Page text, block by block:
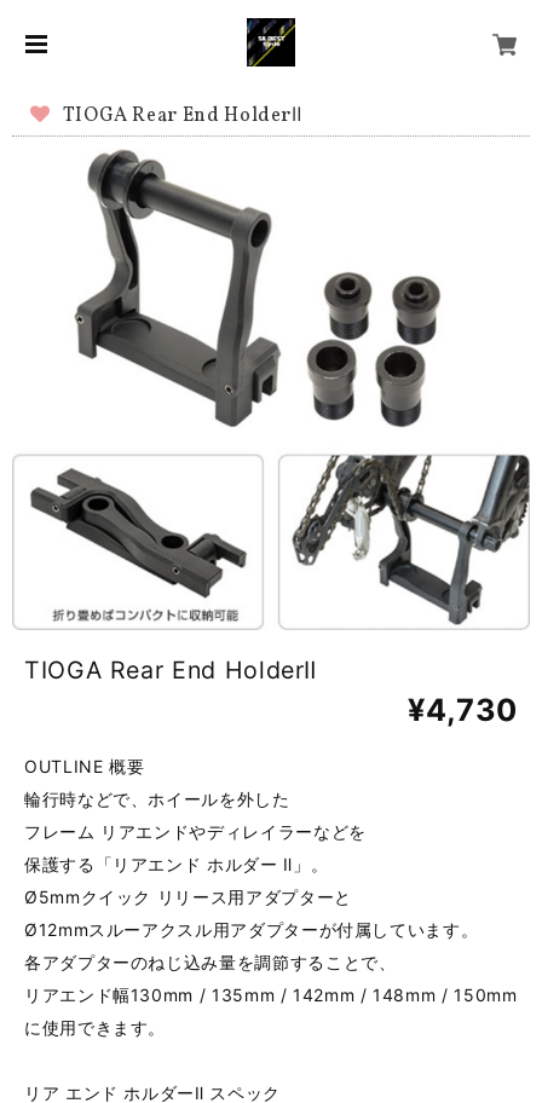
TIOGA Rear End HolderⅡ
TIOGA Rear End HolderⅡ
¥4,730
OUTLINE 概要
輪行時などで、ホイールを外した
フレーム リアエンドやディレイラーなどを
保護する「リアエンド ホルダー Ⅱ」。
Ø5mmクイック リリース用アダプターと
Ø12mmスルーアクスル用アダプターが付属しています。
各アダプターのねじ込み量を調節することで、
リアエンド幅130mm / 135mm / 142mm / 148mm / 150mm
に使用できます。
リア エンド ホルダーⅡ スペック